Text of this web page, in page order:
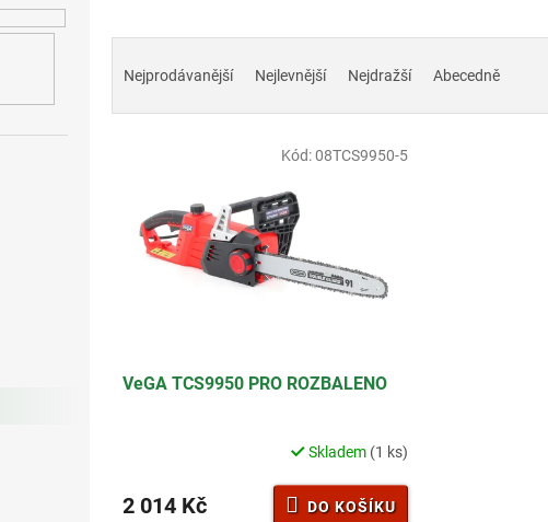
e
Nejprodávanější Nejlevnější Nejdražší Abecedně
VeGA TCS9950 PRO ROZBALENO
Skladem (1 ks)
2 014 Kč DO KOŠÍKU
Kód:08TCS9950-5